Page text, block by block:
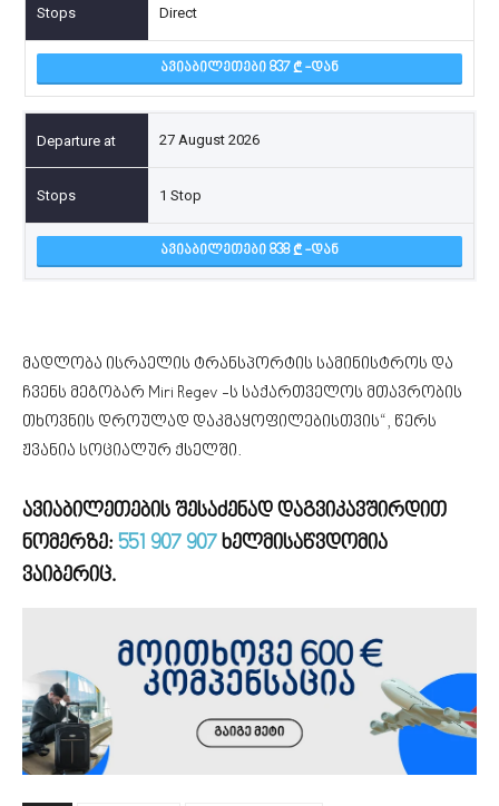
Direct
ᲐᲕᲘᲐᲑᲘᲚᲔᲗᲔᲑᲘ 837 -ᲓᲐᲜ
27 August 2026
1 Stop
ᲐᲕᲘᲐᲑᲘᲚᲔᲗᲔᲑᲘ 838 -ᲓᲐᲜ
მადლობა ისრაელის ტრანსპორტის სამინისტროს და
ჩვენს მეგობარ Miri Regev -ს საქართველოს მთავრობის
თხოვნის დროულად დაკმაყოფილებისთვის“, წერს
ჟვანია სოციალურ ქსელში.
ავიაბილეთების შესაძენად დაგვიკავშირდით
ნომერზე: 551 907 907ხელმისაწვდომია
ვაიბერიც.